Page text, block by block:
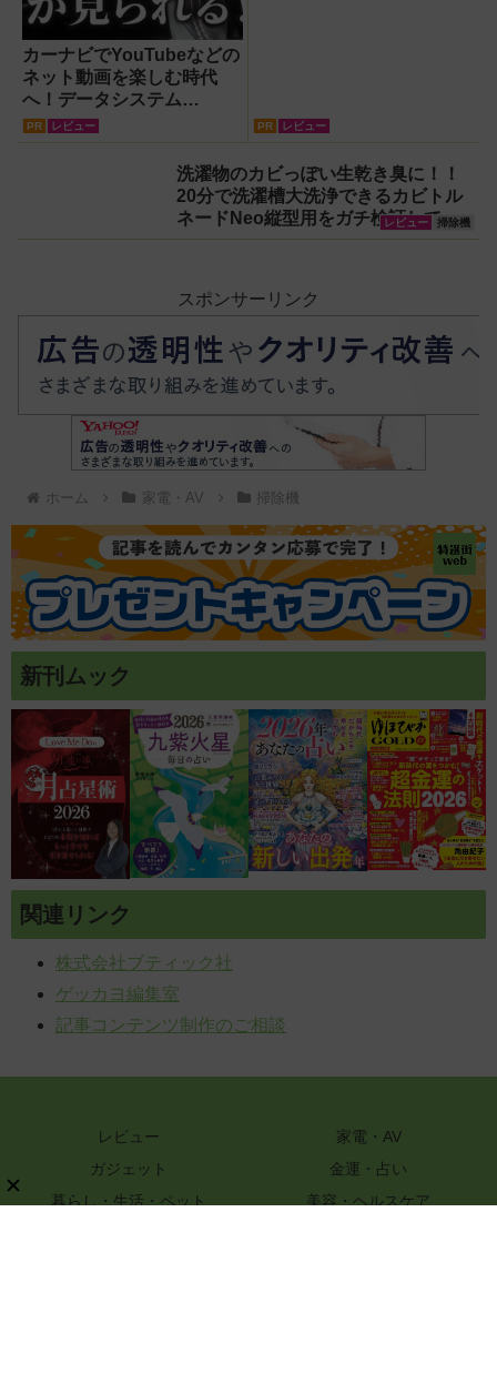
カーナビでYouTubeなどの
ネット動画を楽しむ時代
へ！データシステム
『U2KIT』がドライブを変
PR レビュー PR レビュー
洗濯物のカビっぽい生乾き臭に！！
20分で洗濯槽大洗浄できるカビトル
ネードNeo縦型用をガチ検証して分
かった消臭効果
レビュー 掃除機
スポンサーリンク
ホーム 家電・AV 掃除機
新刊ムック
関連リンク
株式会社ブティック社
ゲッカヨ編集室
記事コンテンツ制作のご相談
レビュー
家電・AV
ガジェット
金運・占い
暮らし・生活・ペット
美容・ヘルスケア